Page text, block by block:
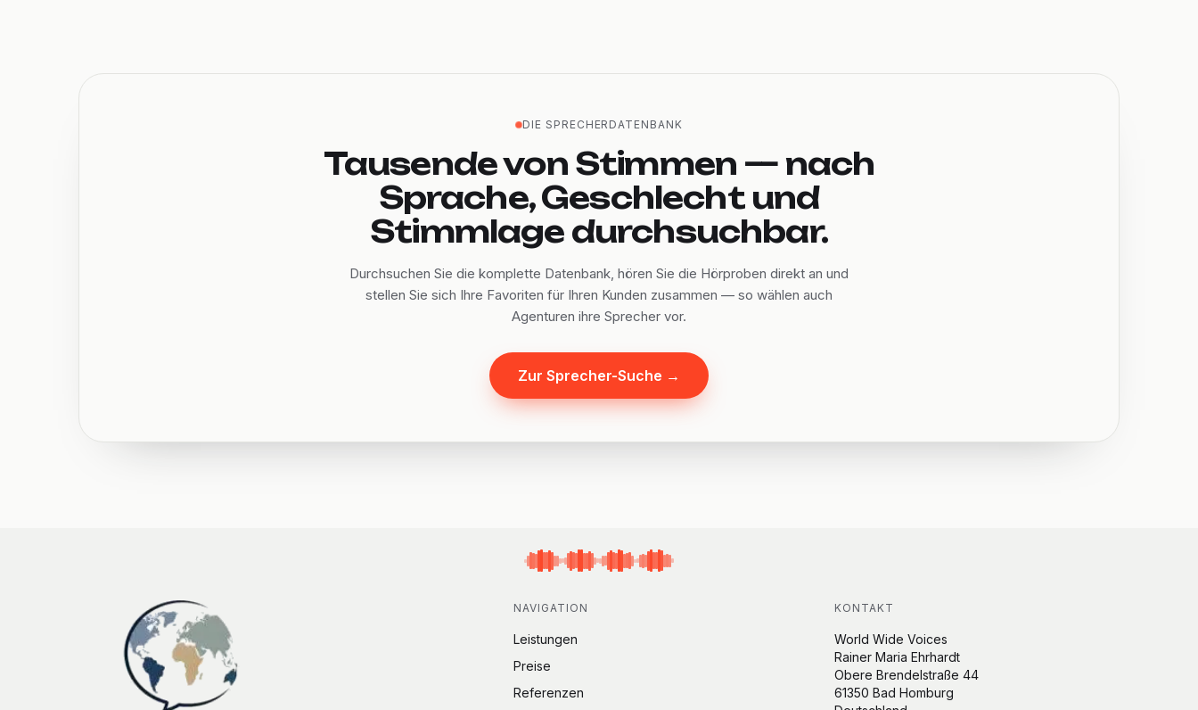
DIE SPRECHERDATENBANK
Tausende von Stimmen — nach
Sprache, Geschlecht und
Stimmlage durchsuchbar.
Durchsuchen Sie die komplette Datenbank, hören Sie die Hörproben direkt an und
stellen Sie sich Ihre Favoriten für Ihren Kunden zusammen — so wählen auch
Agenturen ihre Sprecher vor.
Zur Sprecher-Suche →
NAVIGATION
Leistungen
Preise
Referenzen
KONTAKT
World Wide Voices
Rainer Maria Ehrhardt
Obere Brendelstraße 44
61350 Bad Homburg